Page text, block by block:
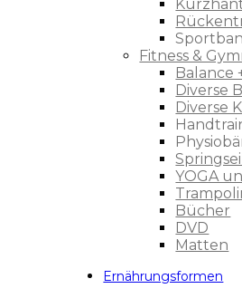
Fitness &
Balance
Diverse
Diverse
YOGA
Bücher
DVD
Matten
Ernährungsformen